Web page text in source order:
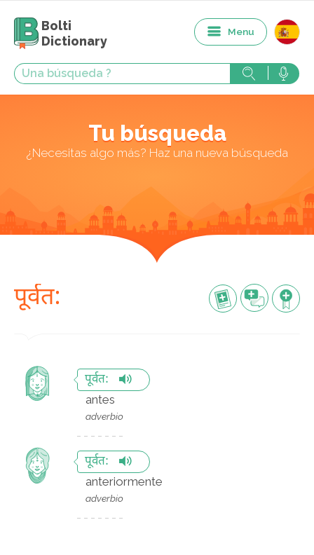
Bolti
Dictionary
Menu
Tu búsqueda
¿Necesitas algo más? Haz una nueva búsqueda
पूर्वत:
पूर्वत:
antes
adverbio
पूर्वत:
anteriormente
adverbio